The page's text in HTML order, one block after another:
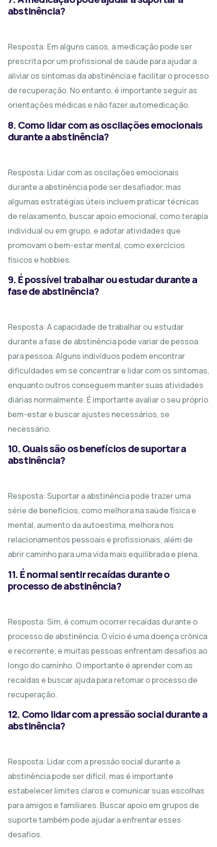
abstinência?
Resposta: Em alguns casos, a medicação pode ser
prescrita por um profissional de saúde para ajudar a
aliviar os sintomas da abstinência e facilitar o processo
de recuperação. No entanto, é importante seguir as
orientações médicas e não fazer automedicação.
8. Como lidar com as oscilações emocionais
durante a abstinência?
Resposta: Lidar com as oscilações emocionais
durante a abstinência pode ser desafiador, mas
algumas estratégias úteis incluem praticar técnicas
de relaxamento, buscar apoio emocional, como terapia
individual ou em grupo, e adotar atividades que
promovam o bem-estar mental, como exercícios
físicos e hobbies.
9. É possível trabalhar ou estudar durante a
fase de abstinência?
Resposta: A capacidade de trabalhar ou estudar
durante a fase de abstinência pode variar de pessoa
para pessoa. Alguns indivíduos podem encontrar
dificuldades em se concentrar e lidar com os sintomas,
enquanto outros conseguem manter suas atividades
diárias normalmente. É importante avaliar o seu próprio
bem-estar e buscar ajustes necessários, se
necessário.
10. Quais são os benefícios de suportar a
abstinência?
Resposta: Suportar a abstinência pode trazer uma
série de benefícios, como melhora na saúde física e
mental, aumento da autoestima, melhora nos
relacionamentos pessoais e profissionais, além de
abrir caminho para uma vida mais equilibrada e plena.
11. É normal sentir recaídas durante o
processo de abstinência?
Resposta: Sim, é comum ocorrer recaídas durante o
processo de abstinência. O vício é uma doença crônica
e recorrente, e muitas pessoas enfrentam desafios ao
longo do caminho. O importante é aprender com as
recaídas e buscar ajuda para retomar o processo de
recuperação.
12. Como lidar com a pressão social durante a
abstinência?
Resposta: Lidar com a pressão social durante a
abstinência pode ser difícil, mas é importante
estabelecer limites claros e comunicar suas escolhas
para amigos e familiares. Buscar apoio em grupos de
suporte também pode ajudar a enfrentar esses
desafios.